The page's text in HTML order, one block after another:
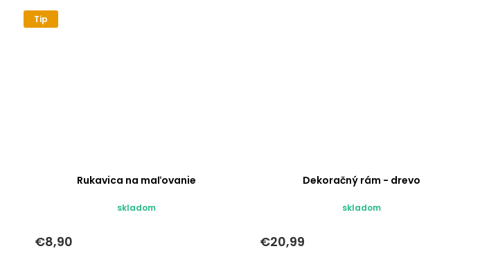
Tip
Rukavica na maľovanie
skladom
€8,90
Dekoračný rám - drevo
skladom
€20,99